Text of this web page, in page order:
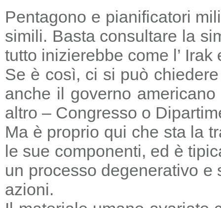
Pentagono e pianificatori
simili. Basta consultare la
tutto inizierebbe come l’
Se è così, ci si può
anche il governo
altro – Congresso o
Ma è proprio qui che sta la
le sue componenti, ed è
un processo degenerativo
azioni.